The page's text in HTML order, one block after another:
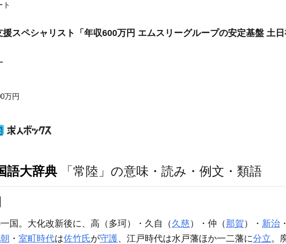
ト
援スペシャリスト「年収600万円 エムスリーグループの安定基盤 土
万円
語大辞典 「常陸」の意味・読み・例文・類語
国。大化改新後に、高（多珂）・久自（ 久慈）・仲（那賀 ）・ 新治
・ 室町時代は佐竹氏が守護、江戸時代は水戸藩ほか一二藩に分立。